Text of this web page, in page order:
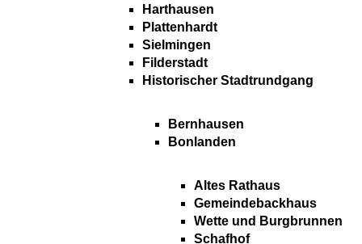
Harthausen
Plattenhardt
Sielmingen
Filderstadt
Historischer Stadtrundgang
Bernhausen
Bonlanden
Altes Rathaus
Gemeindebackhaus
Wette und Burgbrunnen
Schafhof